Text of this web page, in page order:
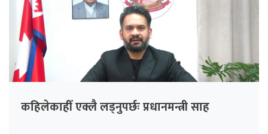
कहिलेकाहीँ एक्लै लड्नुपर्छः प्रधानमन्त्री साह